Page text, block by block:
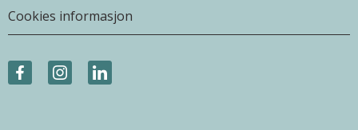
Cookies informasjon